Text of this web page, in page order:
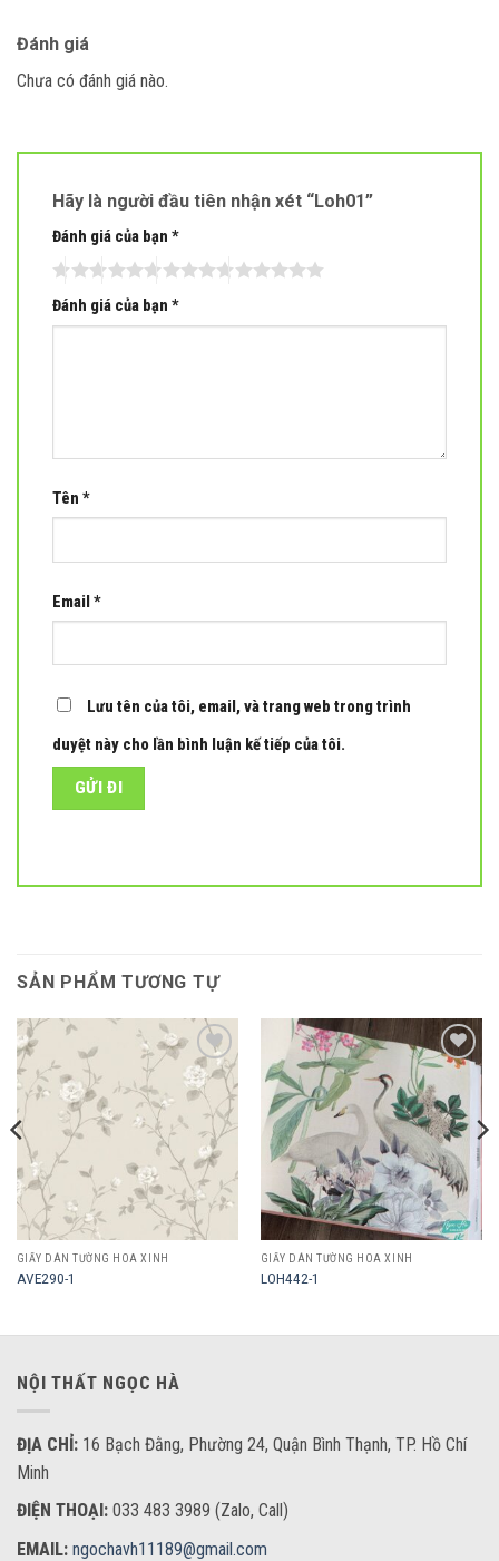
Đánh giá
Chưa có đánh giá nào.
Hãy là người đầu tiên nhận xét “Loh01”
Đánh giá của bạn *
Đánh giá của bạn *
Tên *
Email *
Lưu tên của tôi, email, và trang web trong trình
duyệt này cho lần bình luận kế tiếp của tôi.
SẢN PHẨM TƯƠNG TỰ
Add to
wishlist
GIẤY DÁN TƯỜNG HOA XINH
AVE290-1
Add to
wishlist
GIẤY DÁN TƯỜNG HOA XINH
LOH442-1
NỘI THẤT NGỌC HÀ
ĐỊA CHỈ: 16 Bạch Đằng, Phường 24, Quận Bình Thạnh, TP. Hồ Chí
Minh
ĐIỆN THOẠI: 033 483 3989 (Zalo, Call)
EMAIL: ngochavh11189@gmail.com